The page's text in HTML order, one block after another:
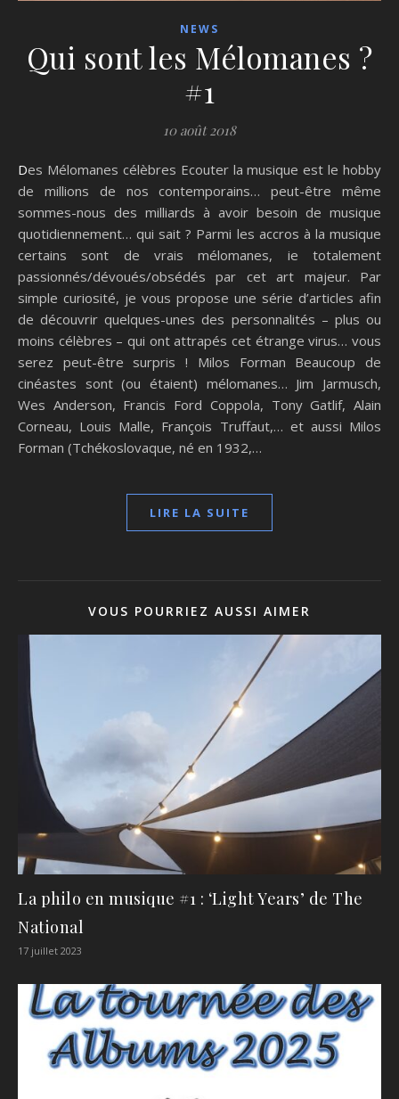
NEWS
Qui sont les Mélomanes ?
#1
10 août 2018
Des Mélomanes célèbres Ecouter la musique est le hobby
de millions de nos contemporains… peut-être même
sommes-nous des milliards à avoir besoin de musique
quotidiennement… qui sait ? Parmi les accros à la musique
certains sont de vrais mélomanes, ie totalement
passionnés/dévoués/obsédés par cet art majeur. Par
simple curiosité, je vous propose une série d’articles afin
de découvrir quelques-unes des personnalités – plus ou
moins célèbres – qui ont attrapés cet étrange virus… vous
serez peut-être surpris ! Milos Forman Beaucoup de
cinéastes sont (ou étaient) mélomanes… Jim Jarmusch,
Wes Anderson, Francis Ford Coppola, Tony Gatlif, Alain
Corneau, Louis Malle, François Truffaut,… et aussi Milos
Forman (Tchékoslovaque, né en 1932,…
LIRE LA SUITE
VOUS POURRIEZ AUSSI AIMER
La philo en musique #1 : ‘Light Years’ de The
National
17 juillet 2023